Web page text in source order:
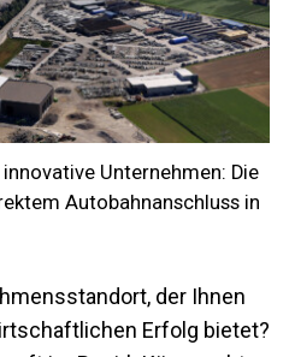
Unternehmen: Die
Autobahnanschluss in
der Ihnen
Erfolg bietet?